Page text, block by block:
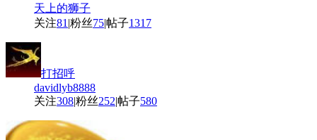
天上的狮子
关注81 |粉丝75|帖子1317
打招呼
davidlyb8888
关注308|粉丝252|帖子580